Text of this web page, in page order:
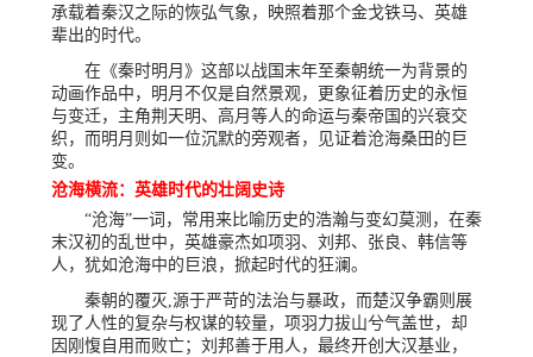
承载着秦汉之际的恢弘气象，映照着那个金戈铁马、英雄
辈出的时代。
在《秦时明月》这部以战国末年至秦朝统一为背景的
动画作品中，明月不仅是自然景观，更象征着历史的永恒
与变迁，主角荆天明、高月等人的命运与秦帝国的兴衰交
织，而明月则如一位沉默的旁观者，见证着沧海桑田的巨
变。
沧海横流：英雄时代的壮阔史诗
“沧海”一词，常用来比喻历史的浩瀚与变幻莫测，在秦
末汉初的乱世中，英雄豪杰如项羽、刘邦、张良、韩信等
人，犹如沧海中的巨浪，掀起时代的狂澜。
秦朝的覆灭,源于严苛的法治与暴政，而楚汉争霸则展
现了人性的复杂与权谋的较量，项羽力拔山兮气盖世，却
因刚愎自用而败亡；刘邦善于用人，最终开创大汉基业，